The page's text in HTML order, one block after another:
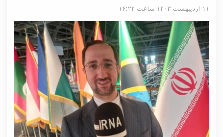
۱۱ اردیبهشت ۱۴۰۳ ساعت ۱۶:۲۲